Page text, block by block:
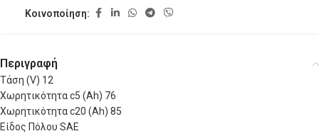
Κοινοποίηση:
Περιγραφή
Τάση (V) 12
Χωρητικότητα c5 (Ah) 76
Χωρητικότητα c20 (Ah) 85
Είδος Πόλου SAE